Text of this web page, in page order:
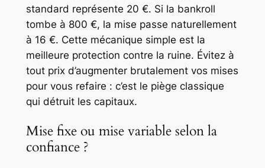
standard représente 20 €. Si la bankroll
tombe à 800 €, la mise passe naturellement
à 16 €. Cette mécanique simple est la
meilleure protection contre la ruine. Évitez à
tout prix d’augmenter brutalement vos mises
pour vous refaire : c’est le piège classique
qui détruit les capitaux.
Mise fixe ou mise variable selon la
confiance ?